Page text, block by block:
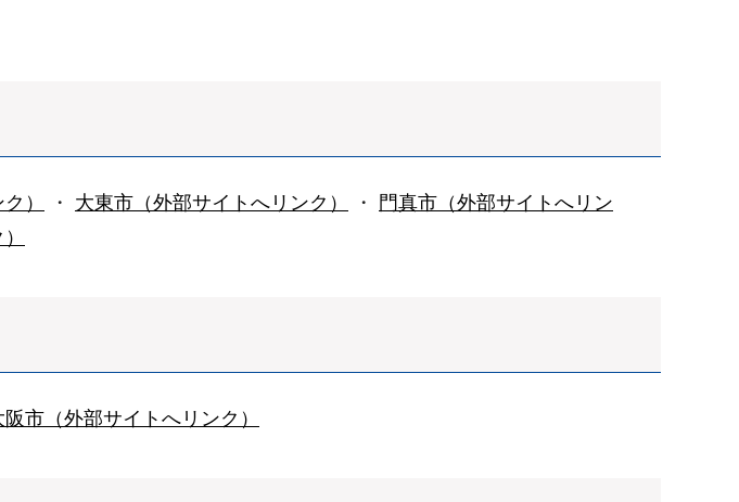
） ・ 大東市（外部サイトへリンク） ・ 門真市（外部サイトへリン
市（外部サイトへリンク）